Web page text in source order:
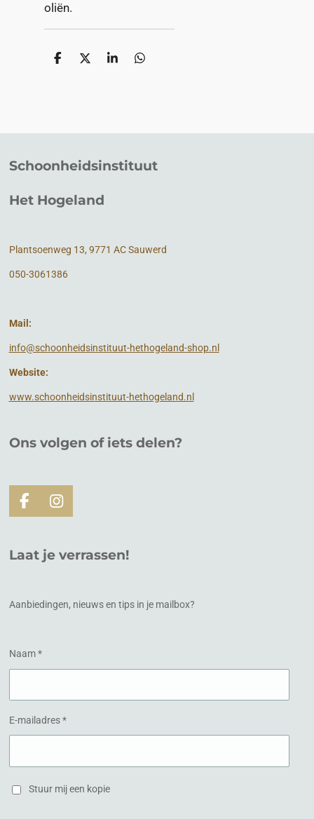
oliën.
D
D
S
D
Schoonheidsinstituut
Het Hogeland
Plantsoenweg 13, 9771 AC Sauwerd
050-3061386
Mail:
info@schoonheidsinstituut-hethogeland-shop.nl
Website:
www.schoonheidsinstituut-hethogeland.nl
Ons volgen of iets delen?
F
a
e
b
k
I
n
t
a
a
Laat je verrassen!
Aanbiedingen, nieuws en tips in je mailbox?
Naam *
E-mailadres *
Stuur mij een kopie